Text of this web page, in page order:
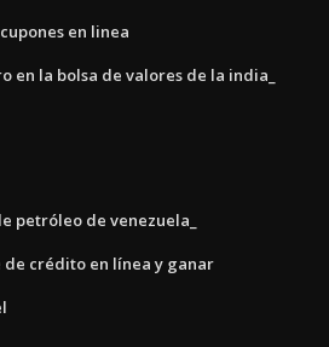
en linea
en la bolsa de valores de la india_
petróleo de venezuela_
crédito en línea y ganar